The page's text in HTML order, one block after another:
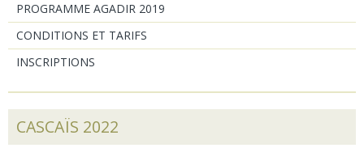
PROGRAMME AGADIR 2019
CONDITIONS ET TARIFS
INSCRIPTIONS
CASCAÏS 2022